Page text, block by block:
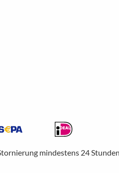
mindestens 24